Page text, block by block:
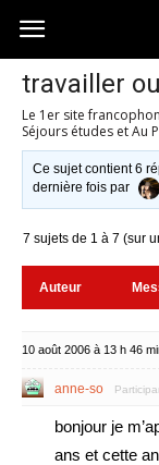
Australia-
australie.com
travailler
Le 1er site
Séjours études et Au
Ce sujet contient 6
dernière fois par
7 sujets de 1 à 7 (sur
Auteur
10 août 2006 à 13 h 46
anne-so
bonjour je
ans et cette